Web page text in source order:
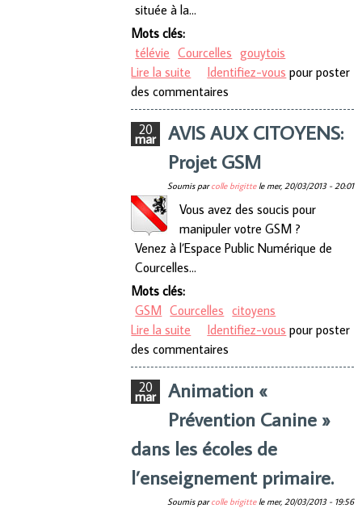
située à la…
Mots clés:
télévie Courcelles gouytois
Lire la suite de Opération Télévie 2013
Identifiez-vous pour poster
des commentaires
20
mar
AVIS AUX CITOYENS:
Projet GSM
Soumis parcolle brigittele mer, 20/03/2013 - 20:01
Vous avez des soucis pour
manipuler votre GSM ?
Venez à l’Espace Public Numérique de
Courcelles...
Mots clés:
GSM Courcelles citoyens
Lire la suite de AVIS AUX CITOYENS: Projet
GSM
Identifiez-vous pour poster
des commentaires
20
mar
Animation «
Prévention Canine »
dans les écoles de
l’enseignement primaire.
Soumis parcolle brigittele mer, 20/03/2013 - 19:56